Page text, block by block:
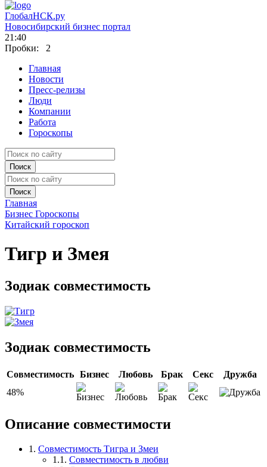
ГлобалНСК.py
Новосибирский бизнес портал
21:40
Пробки:
2
Главная
Новости
Пресс-релизы
Люди
Компании
Работа
Гороскопы
Главная
Бизнес Гороскопы
Китайский гороскоп
Тигр и Змея
Зодиак совместимость
Зодиак совместимость
Совместимость Бизнес Любовь Брак Секс
Дружба
48%
Описание совместимости
1. Совместимость Тигра и Змеи
1.1. Совместимость в любви